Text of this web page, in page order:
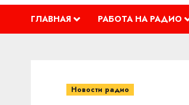
ГЛАВНАЯ РАБОТА НА РАДИО
Новости радио